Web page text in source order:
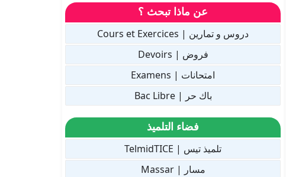
عن ماذا تبحث ؟
دروس و تمارين | Cours et Exercices
فروض | Devoirs
امتحانات | Examens
باك حر | Bac Libre
فضاء التلميذ
تلميذ تيس | TelmidTICE
مسار | Massar